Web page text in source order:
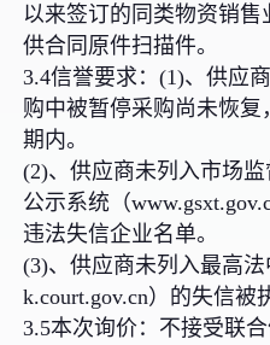
以来签订的同类物资销
供合同原件扫描件。
3.4信誉要求：(1)、供应
购中被暂停采购尚未恢
期内。
(2)、供应商未列入市场
公示系统（
违法失信企业名单。
(3)、供应商未列入最高
k.court.gov.cn）的失信被
3.5本次询价：不接受联